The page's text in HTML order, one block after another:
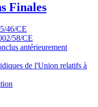
Finales
46/CE
58/CE
antérieurement
de l'Union relatifs à